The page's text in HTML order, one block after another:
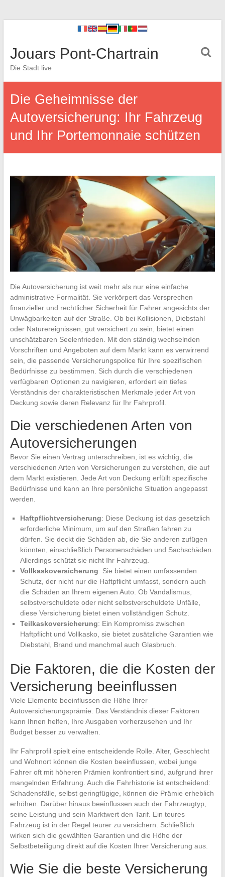
Jouars Pont-Chartrain
Die Stadt live
Die Geheimnisse der
Autoversicherung: Ihr Fahrzeug
und Ihr Portemonnaie schützen
Die Autoversicherung ist weit mehr als nur eine einfache
administrative Formalität. Sie verkörpert das Versprechen
finanzieller und rechtlicher Sicherheit für Fahrer angesichts der
Unwägbarkeiten auf der Straße. Ob bei Kollisionen, Diebstahl
oder Naturereignissen, gut versichert zu sein, bietet einen
unschätzbaren Seelenfrieden. Mit den ständig wechselnden
Vorschriften und Angeboten auf dem Markt kann es verwirrend
sein, die passende Versicherungspolice für Ihre spezifischen
Bedürfnisse zu bestimmen. Sich durch die verschiedenen
verfügbaren Optionen zu navigieren, erfordert ein tiefes
Verständnis der charakteristischen Merkmale jeder Art von
Deckung sowie deren Relevanz für Ihr Fahrprofil.
Die verschiedenen Arten von
Autoversicherungen
Bevor Sie einen Vertrag unterschreiben, ist es wichtig, die
verschiedenen Arten von Versicherungen zu verstehen, die auf
dem Markt existieren. Jede Art von Deckung erfüllt spezifische
Bedürfnisse und kann an Ihre persönliche Situation angepasst
werden.
Haftpflichtversicherung: Diese Deckung ist das gesetzlich
erforderliche Minimum, um auf den Straßen fahren zu
dürfen. Sie deckt die Schäden ab, die Sie anderen zufügen
könnten, einschließlich Personenschäden und Sachschäden.
Allerdings schützt sie nicht Ihr Fahrzeug.
Vollkaskoversicherung: Sie bietet einen umfassenden
Schutz, der nicht nur die Haftpflicht umfasst, sondern auch
die Schäden an Ihrem eigenen Auto. Ob Vandalismus,
selbstverschuldete oder nicht selbstverschuldete Unfälle,
diese Versicherung bietet einen vollständigen Schutz.
Teilkaskoversicherung: Ein Kompromiss zwischen
Haftpflicht und Vollkasko, sie bietet zusätzliche Garantien wie
Diebstahl, Brand und manchmal auch Glasbruch.
Die Faktoren, die die Kosten der
Versicherung beeinflussen
Viele Elemente beeinflussen die Höhe Ihrer
Autoversicherungsprämie. Das Verständnis dieser Faktoren
kann Ihnen helfen, Ihre Ausgaben vorherzusehen und Ihr
Budget besser zu verwalten.
Ihr Fahrprofil spielt eine entscheidende Rolle. Alter, Geschlecht
und Wohnort können die Kosten beeinflussen, wobei junge
Fahrer oft mit höheren Prämien konfrontiert sind, aufgrund ihrer
mangelnden Erfahrung. Auch die Fahrhistorie ist entscheidend:
Schadensfälle, selbst geringfügige, können die Prämie erheblich
erhöhen. Darüber hinaus beeinflussen auch der Fahrzeugtyp,
seine Leistung und sein Marktwert den Tarif. Ein teures
Fahrzeug ist in der Regel teurer zu versichern. Schließlich
wirken sich die gewählten Garantien und die Höhe der
Selbstbeteiligung direkt auf die Kosten Ihrer Versicherung aus.
Wie Sie die beste Versicherung